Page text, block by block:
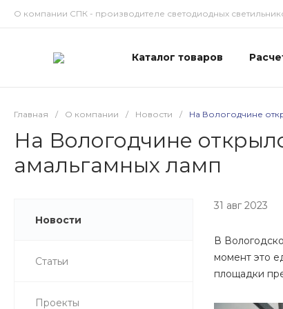
О компании СПК - производителе светодиодных
Каталог товаров
Главная / О компании / Новости / На Вологодчине
На Вологодчине
амальгамных ламп
Новости
Статьи
Проекты
31 авг 2023
В
момент это
площадки